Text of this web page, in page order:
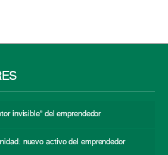
invisible” del emprendedor
nuevo activo del emprendedor